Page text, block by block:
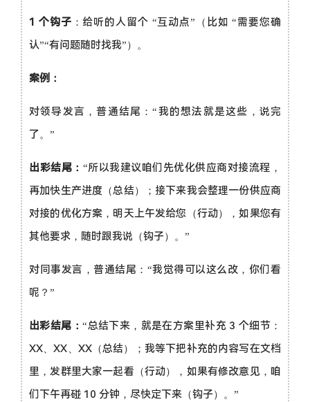
1 个钩子 ：给听的人留个 “互动点”（比如 “需要您确
认”“有问题随时找我”）。
案例：
对领导发言，普通结尾：“我的想法就是这些，说完
了。”
出彩结尾： “所以我建议咱们先优化供应商对接流程，
再加快生产进度（总结）；接下来我会整理一份供应商
对接的优化方案，明天上午发给您（行动），如果您有
其他要求，随时跟我说（钩子）。”
对同事发言，普通结尾：“我觉得可以这么改，你们看
呢？”
出彩结尾：“总结下来，就是在方案里补充 3 个细节：
XX、XX、XX（总结）；我等下把补充的内容写在文档
里，发群里大家一起看（行动），如果有修改意见，咱
们下午再碰 10 分钟，尽快定下来（钩子）。”